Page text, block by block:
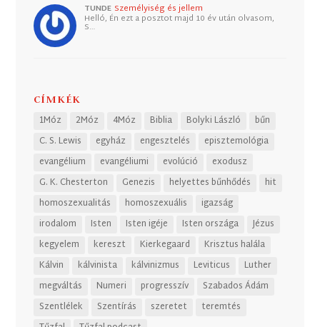
TUNDE Személyiség és jellem
Helló, Én ezt a posztot majd 10 év után olvasom,
S…
CÍMKÉK
1Móz 2Móz 4Móz Biblia Bolyki László
bűn
C. S. Lewis
egyház engesztelés
episztemológia
evangélium
evangéliumi evolúció
exodusz
G. K. Chesterton
Genezis helyettes bűnhődés
hit
homoszexualitás
homoszexuális
igazság
irodalom
Isten Isten igéje Isten országa
Jézus
kegyelem
kereszt Kierkegaard
Krisztus halála
Kálvin
kálvinista kálvinizmus Leviticus
Luther
megváltás
Numeri progresszív
Szabados Ádám
Szentlélek
Szentírás szeretet
teremtés